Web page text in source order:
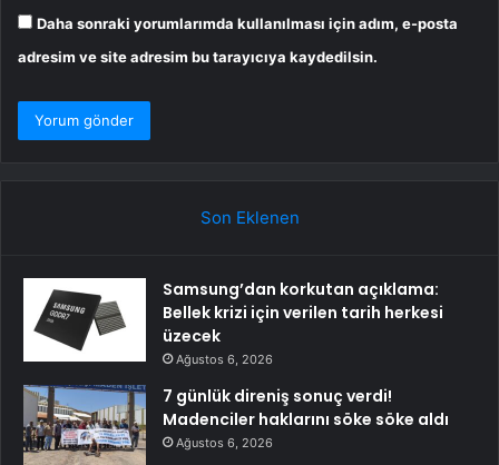
Daha sonraki yorumlarımda kullanılması için adım, e-posta
adresim ve site adresim bu tarayıcıya kaydedilsin.
Son Eklenen
Samsung’dan korkutan açıklama:
Bellek krizi için verilen tarih herkesi
üzecek
Ağustos 6, 2026
7 günlük direniş sonuç verdi!
Madenciler haklarını söke söke aldı
Ağustos 6, 2026